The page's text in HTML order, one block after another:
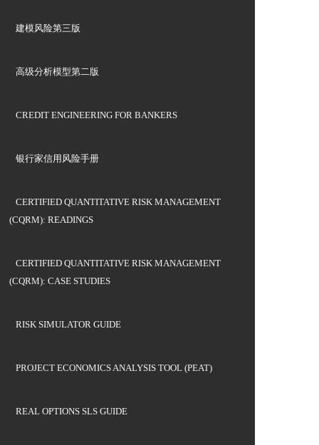
建模风险第三版
高级分析模型第二版
CREDIT ENGINEERING FOR BANKERS
银行家信用风险手册
CERTIFIED QUANTITATIVE RISK MANAGEMENT
(CQRM): READINGS
CERTIFIED QUANTITATIVE RISK MANAGEMENT
(CQRM): CASE STUDIES
RISK SIMULATOR GUIDE
PROJECT ECONOMICS ANALYSIS TOOL (PEAT)
REAL OPTIONS SLS GUIDE